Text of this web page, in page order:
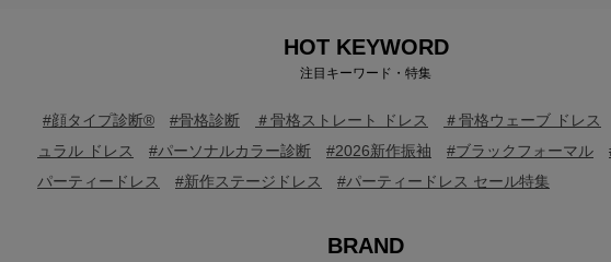
HOT KEYWORD
注目キーワード・特集
#顔タイプ診断® #骨格診断 ＃骨格ストレート ドレス ＃骨格ウェーブ ドレス
ュラル ドレス
#パーソナルカラー診断 #2026新作振袖 #ブラックフォーマル
パーティードレス
#新作ステージドレス #パーティードレス セール特集
BRAND